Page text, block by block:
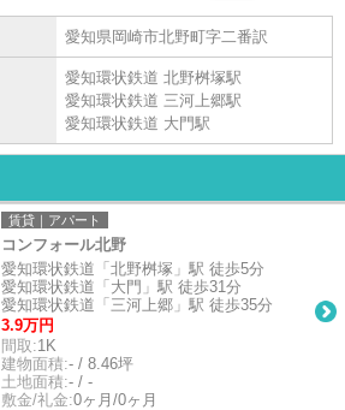
愛知県岡崎市北野町字二番訳
愛知環状鉄道 北野桝塚駅
愛知環状鉄道 三河上郷駅
愛知環状鉄道 大門駅
賃貸｜アパート
コンフォール北野
愛知環状鉄道「北野桝塚」駅 徒歩5分
愛知環状鉄道「大門」駅 徒歩31分
愛知環状鉄道「三河上郷」駅 徒歩35分
3.9万円
間取:1K
建物面積:- / 8.46坪
土地面積:- / -
敷金/礼金:0ヶ月/0ヶ月